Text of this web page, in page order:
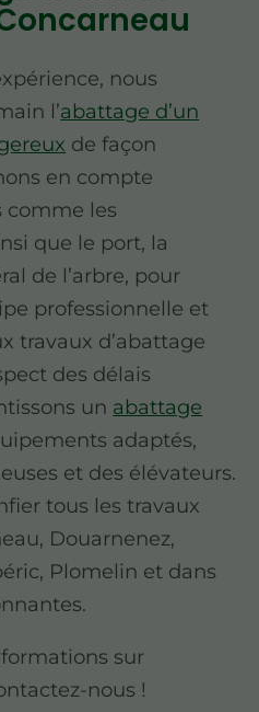
nous
l’abattage d’un
de façon
en compte
comme les
que le port, la
de l’arbre, pour
professionnelle et
travaux d’abattage
des délais
un abattage
adaptés,
et des élévateurs.
tous les travaux
Douarnenez,
Plomelin et dans
sur
nous !